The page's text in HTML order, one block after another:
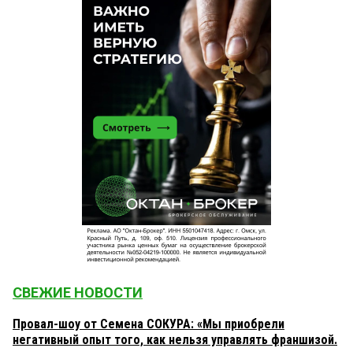
СВЕЖИЕ НОВОСТИ
Провал-шоу от Семена СОКУРА: «Мы приобрели
негативный опыт того, как нельзя управлять франшизой.